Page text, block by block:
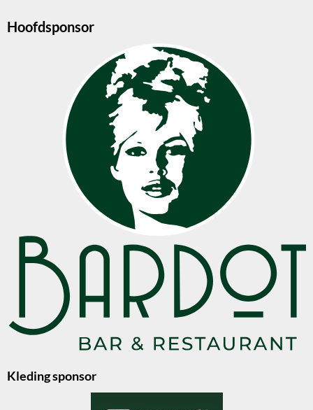
Hoofdsponsor
Kleding sponsor